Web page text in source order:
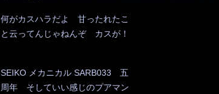
何がカスハラだよ 甘ったれたこ
と云ってんじゃねんぞ カスが！
SEIKO メカニカル SARB033 五
周年 そしていい感じのプアマン